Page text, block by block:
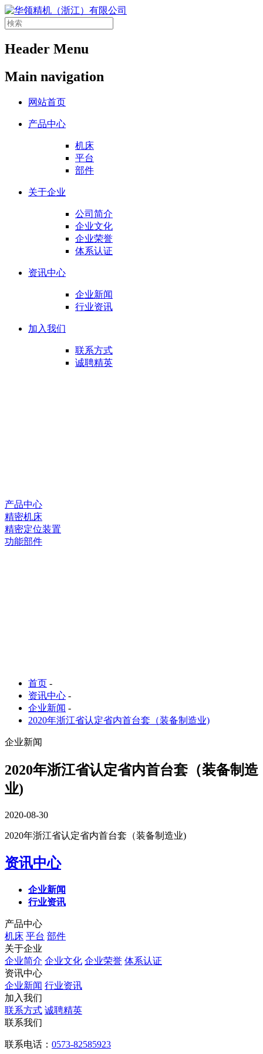
Header Menu
Main navigation
网站首页
产品中心
机床
平台
部件
关于企业
公司简介
企业文化
企业荣誉
体系认证
资讯中心
企业新闻
行业资讯
加入我们
联系方式
诚聘精英
产品中心
精密机床
精密定位装置
功能部件
首页 -
资讯中心 -
企业新闻 -
2020年浙江省认定省内首台套（装备制造业)
企业新闻
2020年浙江省认定省内首台套（装备制造
业)
2020-08-30
2020年浙江省认定省内首台套（装备制造业)
资讯中心
企业新闻
行业资讯
产品中心
机床 平台 部件
关于企业
企业简介 企业文化 企业荣誉 体系认证
资讯中心
企业新闻 行业资讯
加入我们
联系方式 诚聘精英
联系我们
联系电话： 0573-82585923